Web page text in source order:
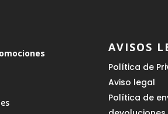
AVISOS
Política de
Aviso legal
Política de